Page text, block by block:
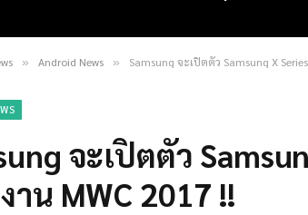
» Android News » Samsung จะเปิตตัว Samsung X
จะเปิตตัว
าน MWC 2017 !!